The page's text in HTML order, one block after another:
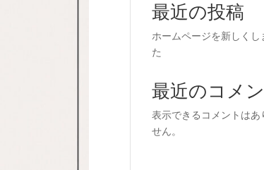
最近の投稿
ホームページを新しくし
た
最近のコメ
表示できるコメントはあ
せん。